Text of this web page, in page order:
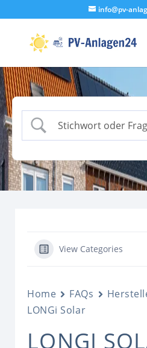
info@pv-
View Categories
Home FAQs
LONGi Solar
LONGI